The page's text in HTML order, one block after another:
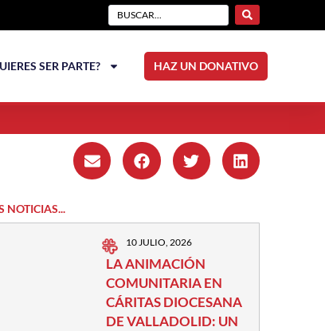
SER PARTE? HAZ UN DONATIVO
NOTICIAS...
10 JULIO, 2026
LA ANIMACIÓN
COMUNITARIA EN
CÁRITAS DIOCESANA
DE VALLADOLID: UN